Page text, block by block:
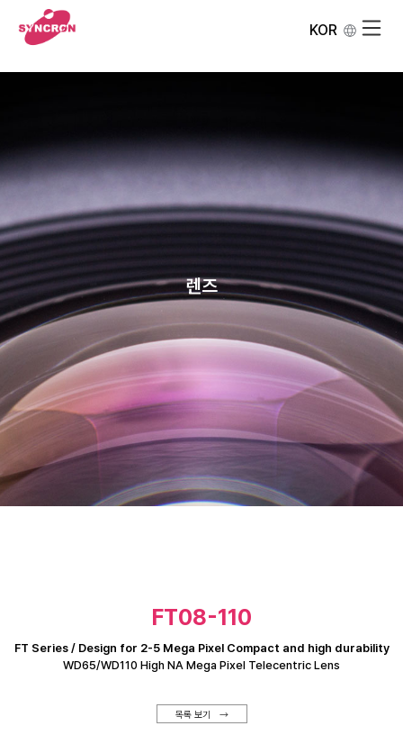
KOR
렌즈
FT08-110
FT Series / Design for 2-5 Mega Pixel Compact and high durability
WD65/WD110 High NA Mega Pixel Telecentric Lens
목록 보기